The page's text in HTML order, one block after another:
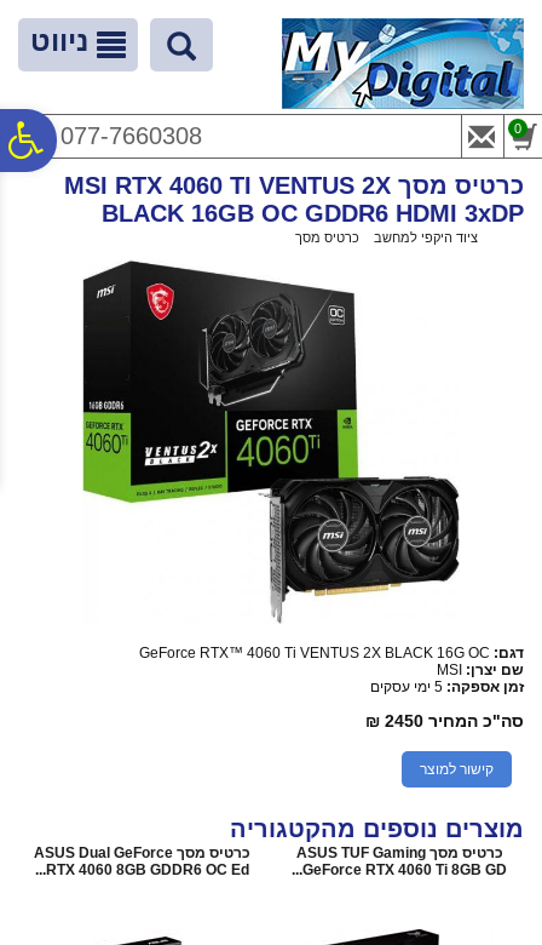
נגישות
המרכזי
ניווט
077-7660308 0
כרטיס מסך MSI RTX 4060 TI VENTUS 2X
BLACK 16GB OC GDDR6 HDMI 3xDP
ציוד היקפי למחשב כרטיס מסך
דגם: GeForce RTX™ 4060 Ti VENTUS 2X BLACK 16G OC
שם יצרן: MSI
זמן אספקה: 5 ימי עסקים
סה"כ המחיר 2450 ₪
קישור למוצר
מוצרים נוספים מהקטגוריה
כרטיס מסך ASUS TUF Gaming
GeForce RTX 4060 Ti 8GB GD...
כרטיס מסך ASUS Dual GeForce
RTX 4060 8GB GDDR6 OC Ed...